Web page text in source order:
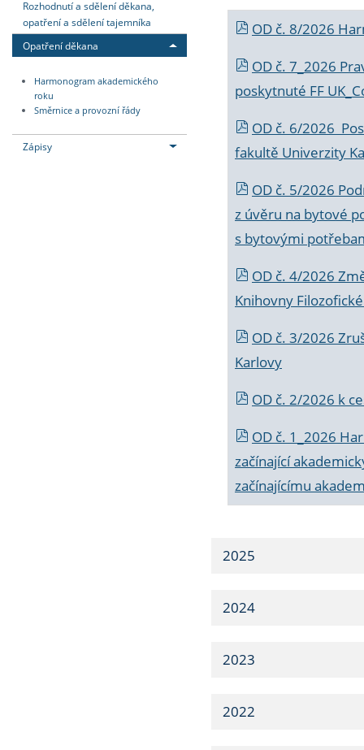
Rozhodnutí a sdělení děkana,
opatření a sdělení tajemníka
Opatření děkana
Harmonogram akademického
roku
Směrnice a provozní řády
Zápisy
OD č. 8/2026
OD č. 7_2026
poskytnuté FF
OD č. 6/2026
fakultě Univerzity
OD č. 5/2026
z úvěru na bytové
s bytovými
OD č. 4/2026
Knihovny
OD č. 3/2026
Karlovy
OD č. 2/2026 k
OD č. 1_2026
začínající
začínajícímu
2025
2024
2023
2022